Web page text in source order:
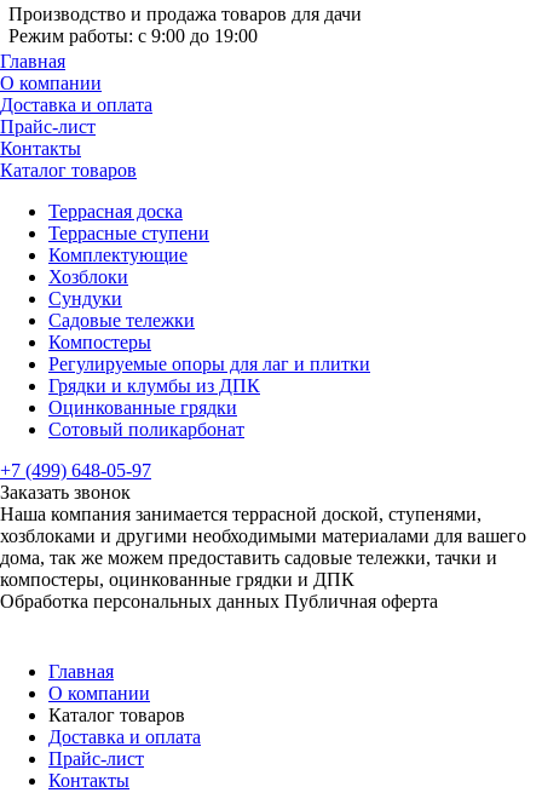
Производство и продажа товаров для дачи
Режим работы: с 9:00 до 19:00
Главная
О компании
Доставка и оплата
Прайс-лист
Контакты
Каталог товаров
Террасная доска
Террасные ступени
Комплектующие
Хозблоки
Сундуки
Садовые тележки
Компостеры
Регулируемые опоры для лаг и плитки
Грядки и клумбы из ДПК
Оцинкованные грядки
Сотовый поликарбонат
+7 (499) 648-05-97
Заказать звонок
Наша компания занимается террасной доской, ступенями,
хозблоками и другими необходимыми материалами для вашего
дома, так же можем предоставить садовые тележки, тачки и
компостеры, оцинкованные грядки и ДПК
Обработка персональных данных Публичная оферта
Главная
О компании
Каталог товаров
Доставка и оплата
Прайс-лист
Контакты